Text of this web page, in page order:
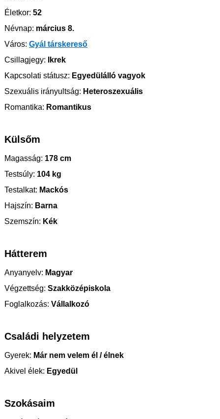
Életkor: 52
Névnap: március 8.
Város: Gyál társkereső
Csillagjegy: Ikrek
Kapcsolati státusz: Egyedülálló vagyok
Szexuális irányultság: Heteroszexuális
Romantika: Romantikus
Külsőm
Magasság: 178 cm
Testsúly: 104 kg
Testalkat: Mackós
Hajszín: Barna
Szemszín: Kék
Hátterem
Anyanyelv: Magyar
Végzettség: Szakközépiskola
Foglalkozás: Vállalkozó
Családi helyzetem
Gyerek: Már nem velem él / élnek
Akivel élek: Egyedül
Szokásaim